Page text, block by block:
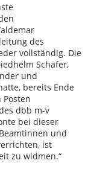
des
vollständig. Die
Schäfer,
und
bereits Ende
dbb m-v
bei dieser
und
ist
zu widmen.“